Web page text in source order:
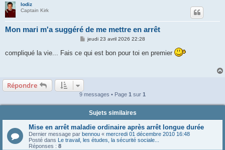
lodiz
Captain Kirk
Mon mari m'a suggéré de me mettre en arrêt
M
s
s
jeudi 23 avril 2026 22:28
compliqué la vie... Fais ce qui est bon pour toi en premier
Répondre
9 messages • Page 1 sur 1
Sujets similaires
Mise en arrêt maladie ordinaire après arrêt longue durée
Dernier message par bennou « mercredi 01 décembre 2010 16:48
Posté dans
Le travail, les études, la sécurité sociale...
Réponses : 8